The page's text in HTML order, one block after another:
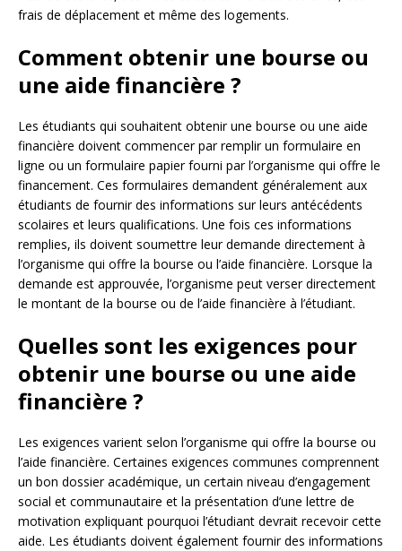
frais de déplacement et même des logements.
Comment obtenir une bourse ou
une aide financière ?
Les étudiants qui souhaitent obtenir une bourse ou une aide
financière doivent commencer par remplir un formulaire en
ligne ou un formulaire papier fourni par l’organisme qui offre le
financement. Ces formulaires demandent généralement aux
étudiants de fournir des informations sur leurs antécédents
scolaires et leurs qualifications. Une fois ces informations
remplies, ils doivent soumettre leur demande directement à
l’organisme qui offre la bourse ou l’aide financière. Lorsque la
demande est approuvée, l’organisme peut verser directement
le montant de la bourse ou de l’aide financière à l’étudiant.
Quelles sont les exigences pour
obtenir une bourse ou une aide
financière ?
Les exigences varient selon l’organisme qui offre la bourse ou
l’aide financière. Certaines exigences communes comprennent
un bon dossier académique, un certain niveau d’engagement
social et communautaire et la présentation d’une lettre de
motivation expliquant pourquoi l’étudiant devrait recevoir cette
aide. Les étudiants doivent également fournir des informations